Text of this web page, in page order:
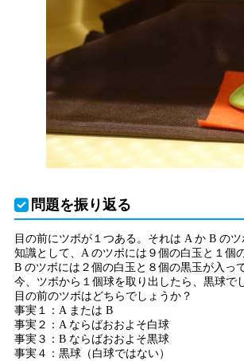
問題を振り返る
目の前にツボが１つある。それは A か B の
知識として、A のツボには９個の白玉と１個
B のツボには２個の白玉と８個の黒玉が入っ
今、ツボから１個球を取り出したら、黒球で
目の前のツボはどちらでしょうか？
事実１：A または B
事実２：A ならばおおよそ白球
事実３：B ならばおおよそ黒球
事実４：黒球（白球ではない）